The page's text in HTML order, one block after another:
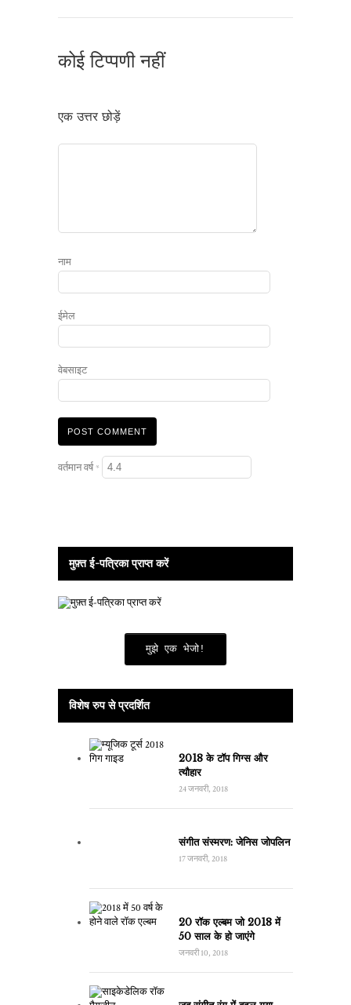
कोई टिप्पणी नहीं
एक उत्तर छोड़ें
नाम
ईमेल
वेबसाइट
वर्तमान वर्ष *
मुफ़्त ई-पत्रिका प्राप्त करें
मुझे एक भेजो!
विशेष रुप से प्रदर्शित
2018 के टॉप गिग्स और
त्यौहार
24 जनवरी, 2018
संगीत संस्मरण: जेनिस जोपलिन
17 जनवरी, 2018
20 रॉक एल्बम जो 2018 में
50 साल के हो जाएंगे
जनवरी 10, 2018